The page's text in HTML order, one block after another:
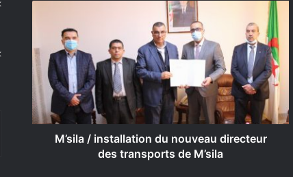
M’sila
installation
nouveau
directeur
des
transports
de
M’sila / installation du nouveau directeur
des transports de M’sila